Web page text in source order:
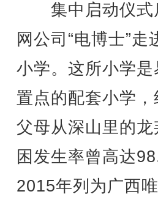
集中启动仪式
网公司“电博士”
小学。这所小学
置点的配套小学
父母从深山里的
困发生率曾高达
2015年列为广西